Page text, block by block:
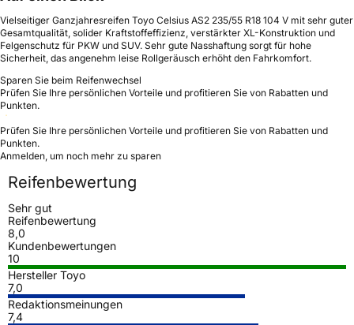
Vielseitiger Ganzjahresreifen Toyo Celsius AS2 235/55 R18 104 V mit sehr guter
Gesamtqualität, solider Kraftstoffeffizienz, verstärkter XL-Konstruktion und
Felgenschutz für PKW und SUV. Sehr gute Nasshaftung sorgt für hohe
Sicherheit, das angenehm leise Rollgeräusch erhöht den Fahrkomfort.
Sparen Sie beim Reifenwechsel
Prüfen Sie Ihre persönlichen Vorteile und profitieren Sie von Rabatten und
Punkten.
Prüfen Sie Ihre persönlichen Vorteile und profitieren Sie von Rabatten und
Punkten.
Anmelden, um noch mehr zu sparen
Reifenbewertung
Sehr gut
Reifenbewertung
8,0
Kundenbewertungen
10
Hersteller Toyo
7,0
Redaktionsmeinungen
7,4